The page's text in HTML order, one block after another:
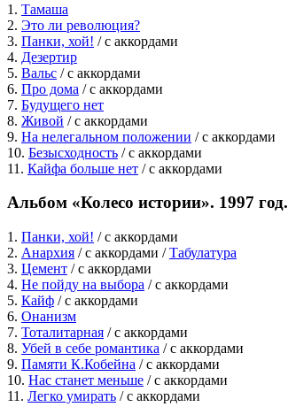
1. Тамаша
2. Это ли революция?
3. Панки, хой! / c аккордами
4. Дезертир
5. Вальс / c аккордами
6. Про дома / c аккордами
7. Будущего нет
8. Живой / c аккордами
9. На нелегальном положении / c аккордами
10. Безысходность / c аккордами
11. Кайфа больше нет / c аккордами
Альбом «Колесо истории». 1997 год.
1. Панки, хой! / c аккордами
2. Анархия / c аккордами /Табулатура
3. Цемент / c аккордами
4. Не пойду на выбора / c аккордами
5. Кайф / c аккордами
6. Онанизм
7. Тоталитарная / c аккордами
8. Убей в себе романтика / c аккордами
9. Памяти К.Кобейна / c аккордами
10. Нас станет меньше / c аккордами
11. Легко умирать / c аккордами